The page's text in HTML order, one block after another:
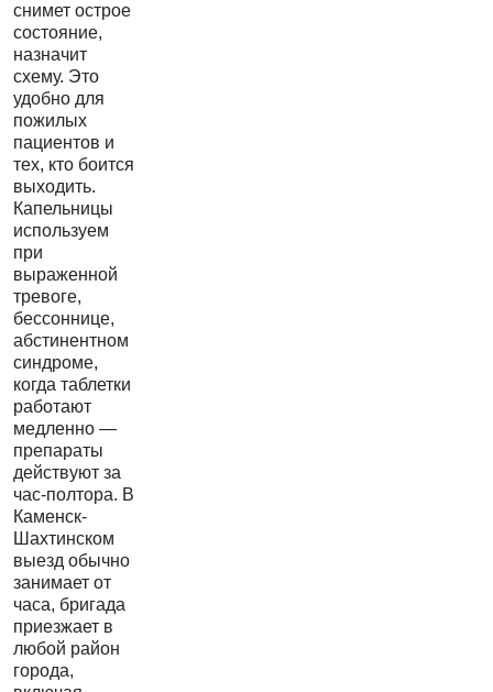
снимет острое
состояние,
назначит
схему. Это
удобно для
пожилых
пациентов и
тех, кто боится
выходить.
Капельницы
используем
при
выраженной
тревоге,
бессоннице,
абстинентном
синдроме,
когда таблетки
работают
медленно —
препараты
действуют за
час-полтора. В
Каменск-
Шахтинском
выезд обычно
занимает от
часа, бригада
приезжает в
любой район
города,